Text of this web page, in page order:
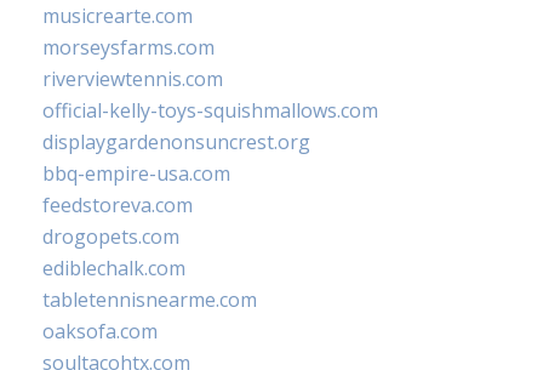
musicrearte.com
morseysfarms.com
riverviewtennis.com
official-kelly-toys-squishmallows.com
displaygardenonsuncrest.org
bbq-empire-usa.com
feedstoreva.com
drogopets.com
ediblechalk.com
tabletennisnearme.com
oaksofa.com
soultacohtx.com